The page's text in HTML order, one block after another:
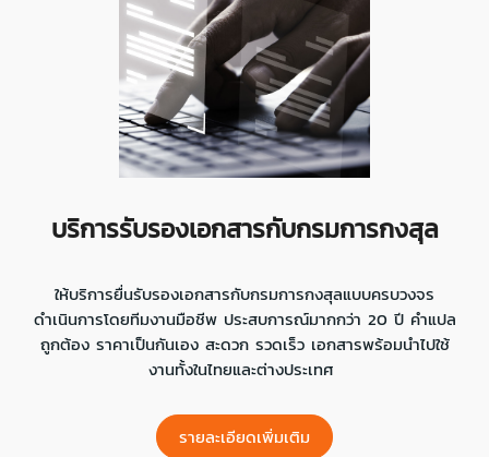
บริการรับรองเอกสารกับกรมการกงสุล
ให้บริการยื่นรับรองเอกสารกับกรมการกงสุลแบบครบวงจร
ดำเนินการโดยทีมงานมือชีพ ประสบการณ์มากกว่า 20 ปี คำแปล
ถูกต้อง ราคาเป็นกันเอง สะดวก รวดเร็ว เอกสารพร้อมนำไปใช้
งานทั้งในไทยและต่างประเทศ
รายละเอียดเพิ่มเติม